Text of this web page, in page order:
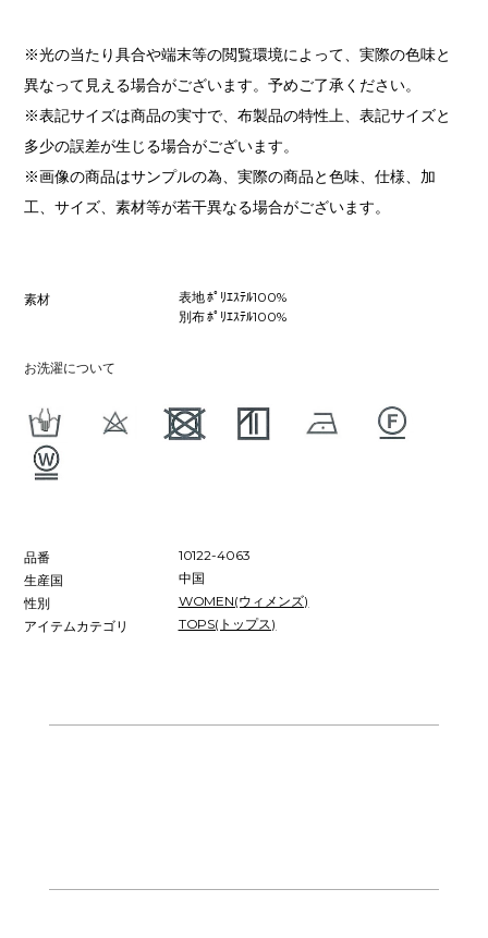
※光の当たり具合や端末等の閲覧環境によって、実際の色味と
異なって見える場合がございます。予めご了承ください。
※表記サイズは商品の実寸で、布製品の特性上、表記サイズと
多少の誤差が生じる場合がございます。
※画像の商品はサンプルの為、実際の商品と色味、仕様、加
工、サイズ、素材等が若干異なる場合がございます。
素材
表地 ﾎﾟﾘｴｽﾃﾙ100%
別布 ﾎﾟﾘｴｽﾃﾙ100%
お洗濯について
品番
10122-4063
生産国
中国
性別
WOMEN(ウィメンズ)
アイテムカテゴリ
TOPS(トップス)